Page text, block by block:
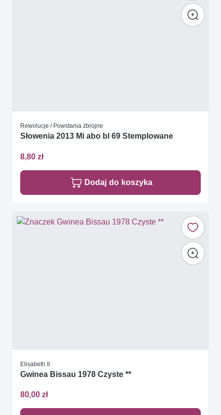
Rewolucje / Powstania zbrojne
Słowenia 2013 Mi abo bl 69 Stemplowane
8,80 zł
Dodaj do koszyka
Elisabeth II
Gwinea Bissau 1978 Czyste **
80,00 zł